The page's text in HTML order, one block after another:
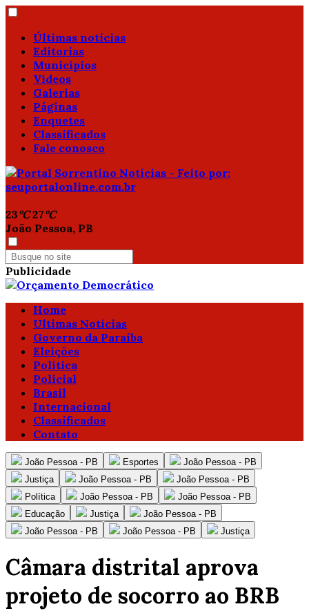
Últimas notícias
Editorias
Municípios
Vídeos
Galerias
Páginas
Enquetes
Classificados
Fale conosco
23°C 27°C
João Pessoa, PB
Publicidade
Home
Ultimas Notícias
Governo da Paraíba
Eleições
Política
Policial
Brasil
Internacional
Classificados
Contato
João Pessoa - PB Esportes
João Pessoa - PB
Justiça
João Pessoa - PB
João Pessoa - PB
Política
João Pessoa - PB
João Pessoa - PB
Educação
Justiça
João Pessoa - PB
João Pessoa - PB
João Pessoa - PB Justiça
Câmara distrital aprova
projeto de socorro ao BRB